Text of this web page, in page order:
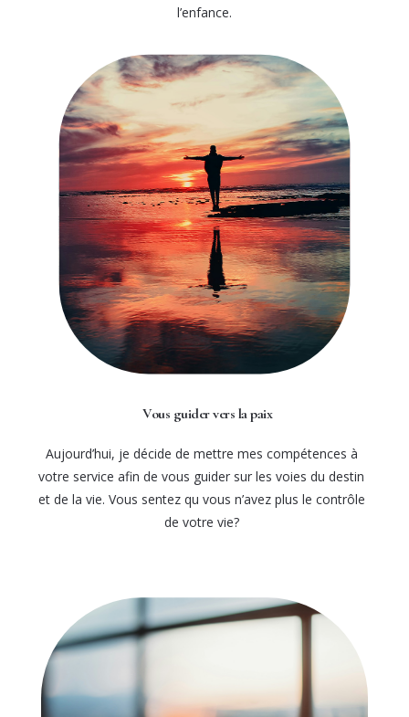
l’enfance.
Vous guider vers la paix
Aujourd’hui, je décide de mettre mes compétences à
votre service afin de vous guider sur les voies du destin
et de la vie. Vous sentez qu vous n’avez plus le contrôle
de votre vie?